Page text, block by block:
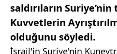
saldırıların
Kuvvetlerin
olduğunu söyledi.
İsrail'in Suriye'nin